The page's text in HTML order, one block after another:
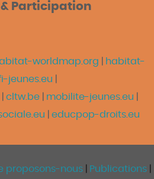
Participation
worldmap.org
habitat-
jeunes.eu
cltw.be| mobilite-jeunes.eu
educpop-droits.eu
proposons-nous Publications